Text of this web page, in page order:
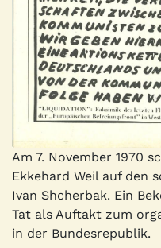
Am 7. November 1970
Ekkehard Weil auf den
Ivan Shcherbak. Ein
Tat als Auftakt zum
in der Bundesrepublik.